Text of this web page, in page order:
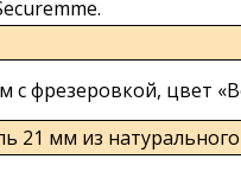
фрезеровкой, цвет
21 мм из